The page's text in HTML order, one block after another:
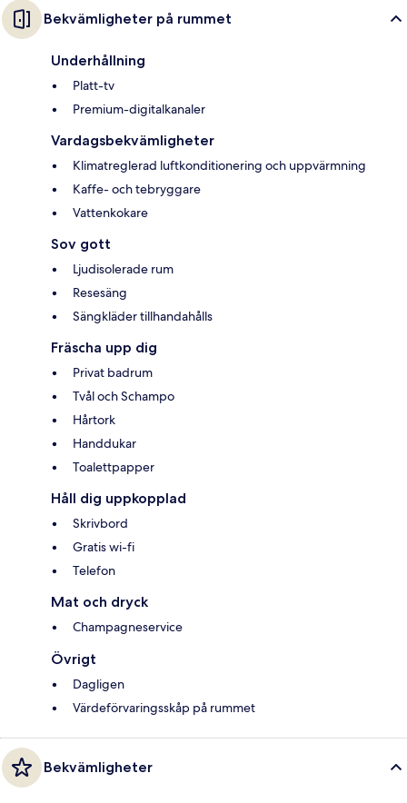
Bekvämligheter på rummet
Underhållning
Platt-tv
Premium-digitalkanaler
Vardagsbekvämligheter
Klimatreglerad luftkonditionering och uppvärmning
Kaffe- och tebryggare
Vattenkokare
Sov gott
Ljudisolerade rum
Resesäng
Sängkläder tillhandahålls
Fräscha upp dig
Privat badrum
Tvål och Schampo
Hårtork
Handdukar
Toalettpapper
Håll dig uppkopplad
Skrivbord
Gratis wi-fi
Telefon
Mat och dryck
Champagneservice
Övrigt
Dagligen
Värdeförvaringsskåp på rummet
Bekvämligheter